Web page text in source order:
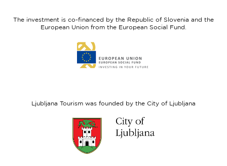
Fund
The investment is co-financed by the Republic of Slovenia and the
European Union from the European Social Fund.
to
website
Ljubljana Tourism was founded by the City of Ljubljana